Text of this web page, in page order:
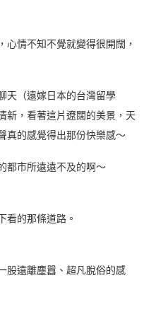
情不知不覺就變得很開闊，
天（遠嫁日本的台灣留學
新，看著這片遼闊的美景，天
真的感覺得出那份快樂感～
都市所遠遠不及的啊～
看的那條道路。
股遠離塵囂、超凡脫俗的感